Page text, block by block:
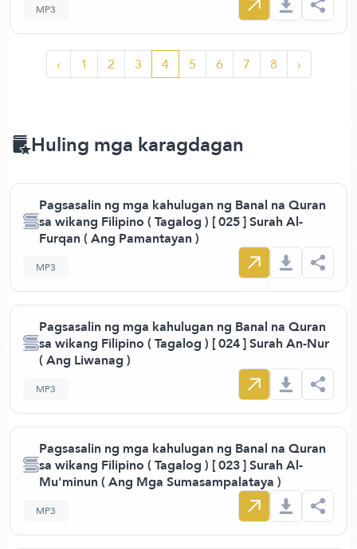
MP3
‹ 1 2 3 4 5 6 7 8 ›
Huling mga karagdagan
Pagsasalin ng mga kahulugan ng Banal na Quran
sa wikang Filipino ( Tagalog ) [ 025 ] Surah Al-
Furqan ( Ang Pamantayan )
MP3
Pagsasalin ng mga kahulugan ng Banal na Quran
sa wikang Filipino ( Tagalog ) [ 024 ] Surah An-Nur
( Ang Liwanag )
MP3
Pagsasalin ng mga kahulugan ng Banal na Quran
sa wikang Filipino ( Tagalog ) [ 023 ] Surah Al-
Mu'minun ( Ang Mga Sumasampalataya )
MP3